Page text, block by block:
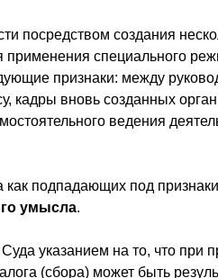
посредством создания
применения специального
признаки: между
кадры вновь созданных
ведения
как подпадающих под
умысла.
указанием на то, что при
(сбора) может быть